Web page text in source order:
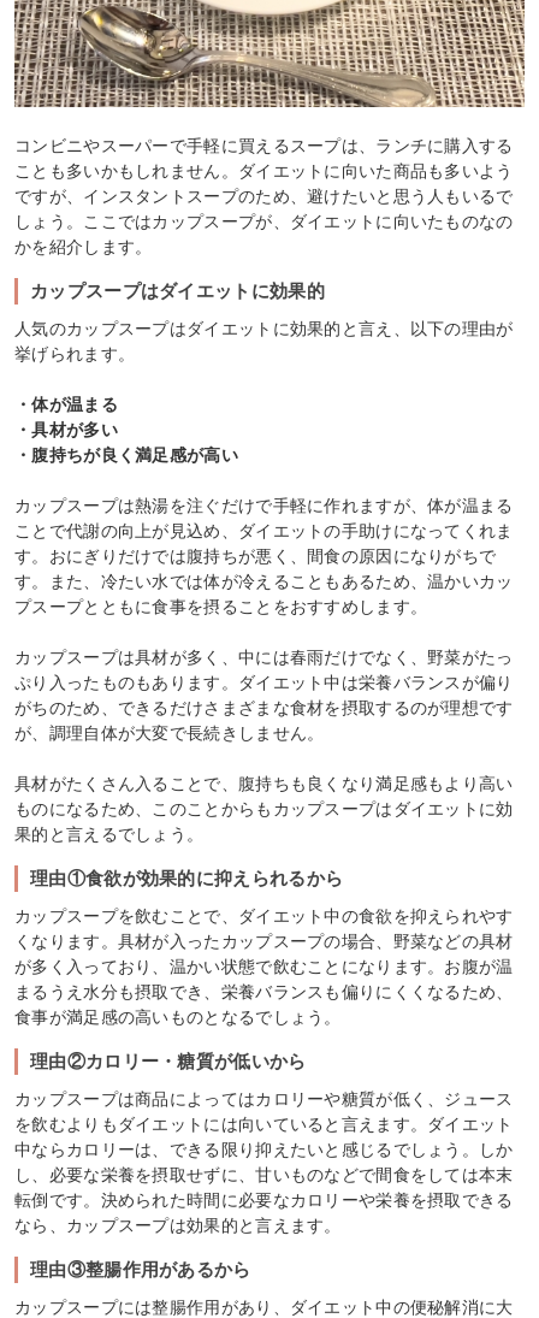
コンビニやスーパーで手軽に買えるスープは、ランチに購入する
ことも多いかもしれません。ダイエットに向いた商品も多いよう
ですが、インスタントスープのため、避けたいと思う人もいるで
しょう。ここではカップスープが、ダイエットに向いたものなの
かを紹介します。
カップスープはダイエットに効果的
人気のカップスープはダイエットに効果的と言え、以下の理由が
挙げられます。
・体が温まる
・具材が多い
・腹持ちが良く満足感が高い
カップスープは熱湯を注ぐだけで手軽に作れますが、体が温まる
ことで代謝の向上が見込め、ダイエットの手助けになってくれま
す。おにぎりだけでは腹持ちが悪く、間食の原因になりがちで
す。また、冷たい水では体が冷えることもあるため、温かいカッ
プスープとともに食事を摂ることをおすすめします。
カップスープは具材が多く、中には春雨だけでなく、野菜がたっ
ぷり入ったものもあります。ダイエット中は栄養バランスが偏り
がちのため、できるだけさまざまな食材を摂取するのが理想です
が、調理自体が大変で長続きしません。
具材がたくさん入ることで、腹持ちも良くなり満足感もより高い
ものになるため、このことからもカップスープはダイエットに効
果的と言えるでしょう。
理由①食欲が効果的に抑えられるから
カップスープを飲むことで、ダイエット中の食欲を抑えられやす
くなります。具材が入ったカップスープの場合、野菜などの具材
が多く入っており、温かい状態で飲むことになります。お腹が温
まるうえ水分も摂取でき、栄養バランスも偏りにくくなるため、
食事が満足感の高いものとなるでしょう。
理由②カロリー・糖質が低いから
カップスープは商品によってはカロリーや糖質が低く、ジュース
を飲むよりもダイエットには向いていると言えます。ダイエット
中ならカロリーは、できる限り抑えたいと感じるでしょう。しか
し、必要な栄養を摂取せずに、甘いものなどで間食をしては本末
転倒です。決められた時間に必要なカロリーや栄養を摂取できる
なら、カップスープは効果的と言えます。
理由③整腸作用があるから
カップスープには整腸作用があり、ダイエット中の便秘解消に大